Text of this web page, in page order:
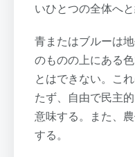
いひとつの全体へ
青またはブルーは
のものの上にある
とはできない。こ
たず、自由で民主
意味する。また、
する。